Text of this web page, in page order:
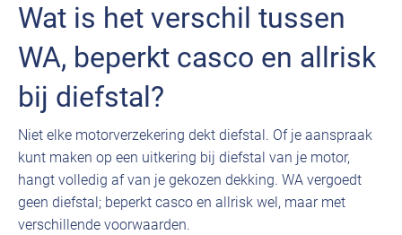
Wat is het verschil tussen
WA, beperkt casco en allrisk
bij diefstal?
Niet elke motorverzekering dekt diefstal. Of je aanspraak
kunt maken op een uitkering bij diefstal van je motor,
hangt volledig af van je gekozen dekking. WA vergoedt
geen diefstal; beperkt casco en allrisk wel, maar met
verschillende voorwaarden.